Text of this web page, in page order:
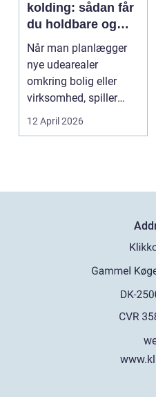
kolding: sådan får
du holdbare og
flotte udearealer
Når man planlægger
nye udearealer
omkring bolig eller
virksomhed, spiller
belægningen en helt
centra...
12 April 2026